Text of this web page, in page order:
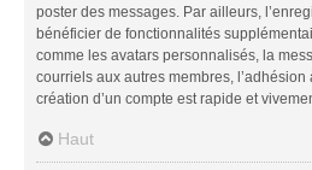
poster des messages. Par ailleurs,
bénéficier de fonctionnalités
comme les avatars personnalisés, la
courriels aux autres membres,
création d’un compte est rapide et
Haut